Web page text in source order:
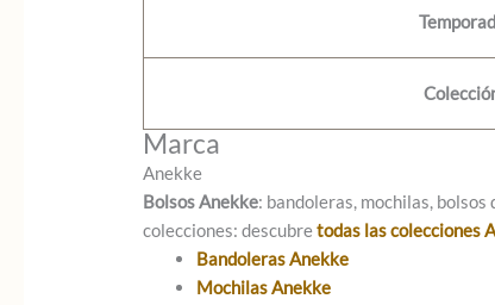
Marca
Anekke
Bolsos Anekke: bandoleras, mochilas,
colecciones: descubretodas las colecciones
Bandoleras Anekke
Mochilas Anekke